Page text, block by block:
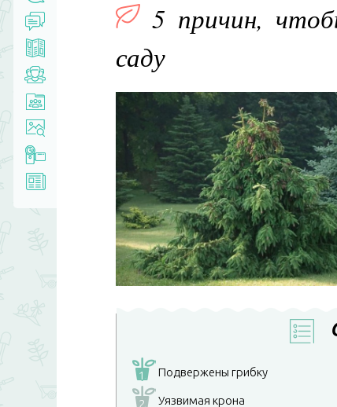
5 причин,
саду
1 Подвержены грибку
2 Уязвимая крона